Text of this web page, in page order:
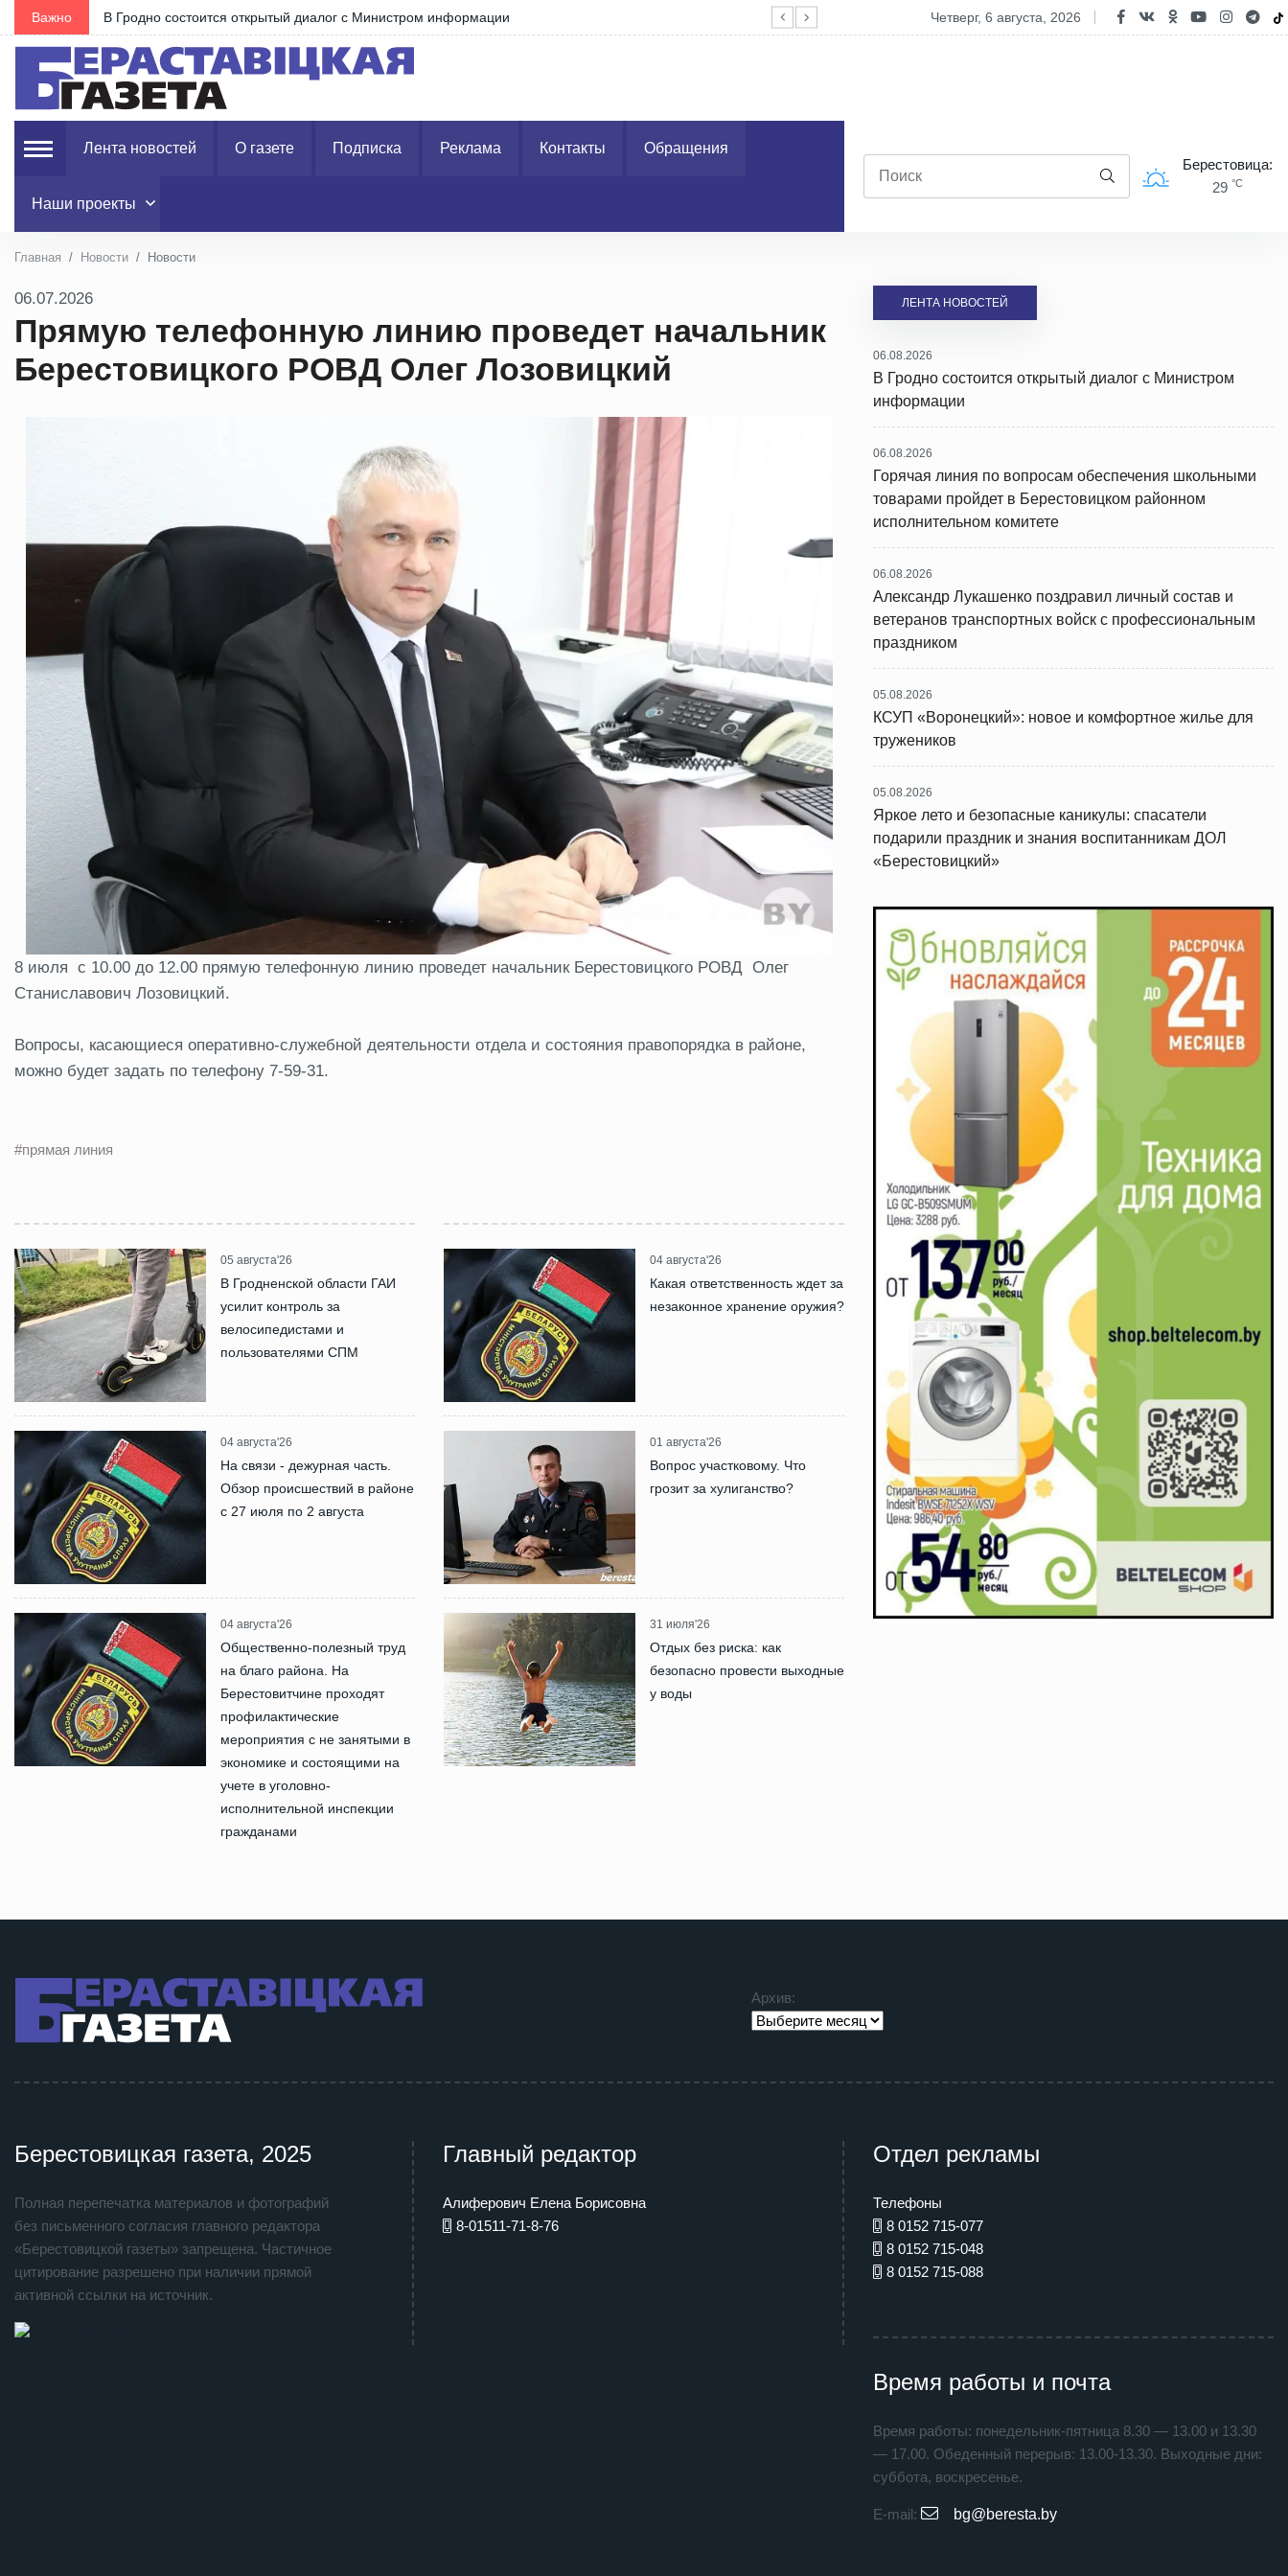
Важно В Гродно состоится открытый диалог с Министром информации Горячая линия по вопросам обеспечения школьными товарами
четверг, 6 августа, 2026
Лента новостей О газете Подписка Реклама Контакты Обращения
Наши проекты
Берестовица:
29 °C
Главная Новости Новости
06.07.2026
Прямую телефонную линию проведет начальник
Берестовицкого РОВД Олег Лозовицкий
8 июля с 10.00 до 12.00 прямую телефонную линию проведет начальник Берестовицкого РОВД Олег
Станиславович Лозовицкий.
Вопросы, касающиеся оперативно-служебной деятельности отдела и состояния правопорядка в районе,
можно будет задать по телефону 7-59-31.
#прямая линия
05 августа'26
В Гродненской области ГАИ
усилит контроль за
велосипедистами и
пользователями СПМ
04 августа'26
На связи - дежурная часть.
Обзор происшествий в районе
с 27 июля по 2 августа
04 августа'26
Общественно-полезный труд
на благо района. На
Берестовитчине проходят
профилактические
мероприятия с не занятыми в
экономике и состоящими на
учете в уголовно-
исполнительной инспекции
гражданами
04 августа'26
Какая ответственность ждет за
незаконное хранение оружия?
01 августа'26
Вопрос участковому. Что
грозит за хулиганство?
31 июля'26
Отдых без риска: как
безопасно провести выходные
у воды
ЛЕНТА НОВОСТЕЙ
06.08.2026
В Гродно состоится открытый диалог с Министром
информации
06.08.2026
Горячая линия по вопросам обеспечения школьными
товарами пройдет в Берестовицком районном
исполнительном комитете
06.08.2026
Александр Лукашенко поздравил личный состав и
ветеранов транспортных войск с профессиональным
праздником
05.08.2026
КСУП «Воронецкий»: новое и комфортное жилье для
тружеников
05.08.2026
Яркое лето и безопасные каникулы: спасатели
подарили праздник и знания воспитанникам ДОЛ
«Берестовицкий»
Архив:
Берестовицкая газета, 2025
Полная перепечатка материалов и фотографий
без письменного согласия главного редактора
«Берестовицкой газеты» запрещена. Частичное
цитирование разрешено при наличии прямой
активной ссылки на источник.
Главный редактор
Алиферович Елена Борисовна
8-01511-71-8-76
Отдел рекламы
Телефоны
8 0152 715-077
8 0152 715-048
8 0152 715-088
Время работы и почта
Время работы: понедельник-пятница 8.30 — 13.00 и 13.30
— 17.00. Обеденный перерыв: 13.00-13.30. Выходные дни:
суббота, воскресенье.
E-mail: bg@beresta.by